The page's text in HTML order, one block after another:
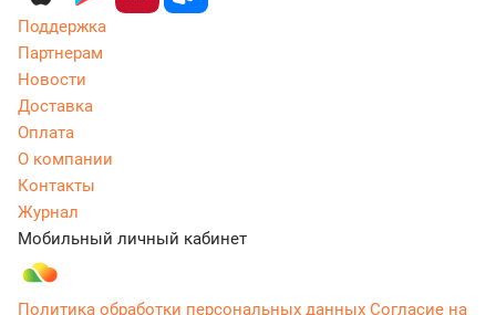
Поддержка
Партнерам
Новости
Доставка
Оплата
О компании
Контакты
Журнал
Мобильный личный кабинет
Политика обработки персональных данных Согласие на